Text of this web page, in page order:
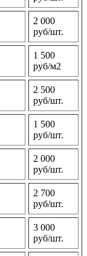
2 000
руб/шт.
1 500
руб/м2
2 500
руб/шт.
1 500
руб/шт.
2 000
руб/шт.
2 700
руб/шт.
3 000
руб/шт.